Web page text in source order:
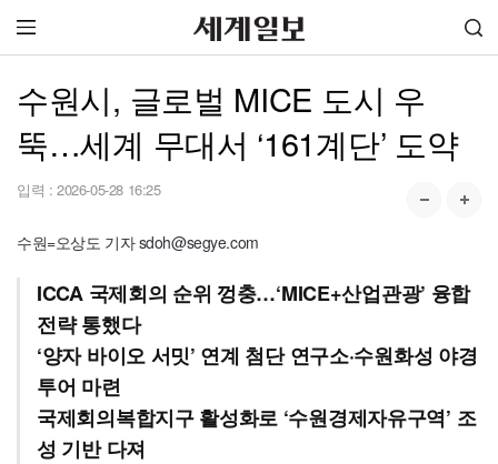
수원시, 글로벌 MICE 도시 우
뚝…세계 무대서 ‘161계단’ 도약
입력 : 2026-05-28 16:25
수원=오상도 기자 sdoh@segye.com
ICCA 국제회의 순위 껑충…‘MICE+산업관광’ 융합
전략 통했다
‘양자 바이오 서밋’ 연계 첨단 연구소·수원화성 야경
투어 마련
국제회의복합지구 활성화로 ‘수원경제자유구역’ 조
성 기반 다져